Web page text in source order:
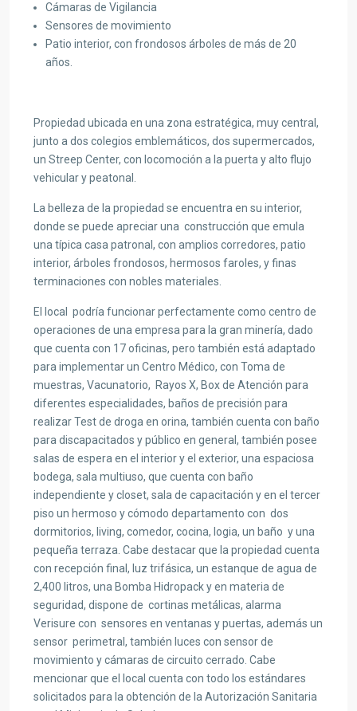
Cámaras de Vigilancia
Sensores de movimiento
Patio interior, con frondosos árboles de más de 20
años.
Propiedad ubicada en una zona estratégica, muy central,
junto a dos colegios emblemáticos, dos supermercados,
un Streep Center, con locomoción a la puerta y alto flujo
vehicular y peatonal.
La belleza de la propiedad se encuentra en su interior,
donde se puede apreciar una construcción que emula
una típica casa patronal, con amplios corredores, patio
interior, árboles frondosos, hermosos faroles, y finas
terminaciones con nobles materiales.
El local podría funcionar perfectamente como centro de
operaciones de una empresa para la gran minería, dado
que cuenta con 17 oficinas, pero también está adaptado
para implementar un Centro Médico, con Toma de
muestras, Vacunatorio, Rayos X, Box de Atención para
diferentes especialidades, baños de precisión para
realizar Test de droga en orina, también cuenta con baño
para discapacitados y público en general, también posee
salas de espera en el interior y el exterior, una espaciosa
bodega, sala multiuso, que cuenta con baño
independiente y closet, sala de capacitación y en el tercer
piso un hermoso y cómodo departamento con dos
dormitorios, living, comedor, cocina, logia, un baño y una
pequeña terraza. Cabe destacar que la propiedad cuenta
con recepción final, luz trifásica, un estanque de agua de
2,400 litros, una Bomba Hidropack y en materia de
seguridad, dispone de cortinas metálicas, alarma
Verisure con sensores en ventanas y puertas, además un
sensor perimetral, también luces con sensor de
movimiento y cámaras de circuito cerrado. Cabe
mencionar que el local cuenta con todo los estándares
solicitados para la obtención de la Autorización Sanitaria